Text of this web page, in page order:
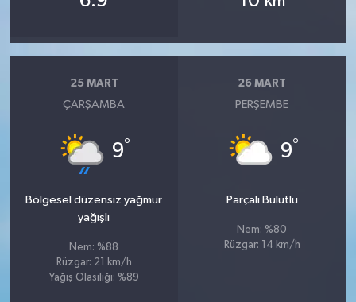
25 MART
ÇARŞAMBA
9°
Bölgesel düzensiz yağmur
yağışlı
Nem: %88
Rüzgar: 21 km/h
Yağış Olasılığı: %89
26 MART
PERŞEMBE
9°
Parçalı Bulutlu
Nem: %80
Rüzgar: 14 km/h